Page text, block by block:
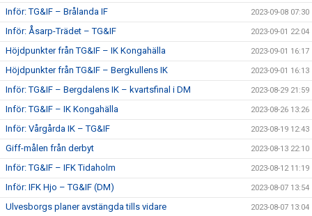
Inför: TG&IF – Brålanda IF 2023-09-08 07:30
Inför: Åsarp-Trädet – TG&IF 2023-09-01 22:04
Höjdpunkter från TG&IF – IK Kongahälla 2023-09-01 16:17
Höjdpunkter från TG&IF – Bergkullens IK 2023-09-01 16:13
Inför: TG&IF – Bergdalens IK – kvartsfinal i DM 2023-08-29 21:59
Inför: TG&IF – IK Kongahälla 2023-08-26 13:26
Inför: Vårgårda IK – TG&IF 2023-08-19 12:43
Giff-målen från derbyt 2023-08-13 22:10
Inför: TG&IF – IFK Tidaholm 2023-08-12 11:19
Inför: IFK Hjo – TG&IF (DM) 2023-08-07 13:54
Ulvesborgs planer avstängda tills vidare 2023-08-07 13:04